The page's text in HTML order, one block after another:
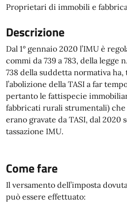
Proprietari di immobili e
Descrizione
Dal 1° gennaio 2020 l’IMU è
commi da 739 a 783, della legge
738 della suddetta normativa ha,
l’abolizione della TASI a far
pertanto le fattispecie
fabbricati rurali strumentali) che
erano gravate da TASI, dal 2020
tassazione IMU.
Come fare
Il versamento dell’imposta
può essere effettuato: